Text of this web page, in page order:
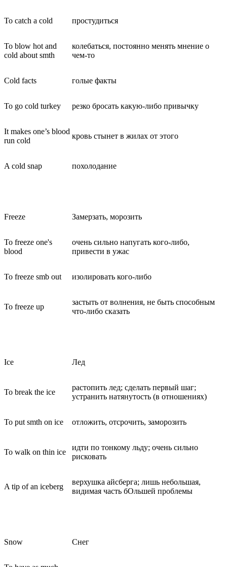
To catch a cold простудиться
To blow hot and
cold about smth
колебаться, постоянно менять мнение о
чем-то
Cold facts голые факты
To go cold turkey резко бросать какую-либо привычку
It makes one’s blood
run cold
кровь стынет в жилах от этого
A cold snap похолодание
Freeze Замерзать, морозить
To freeze one's
blood
очень сильно напугать кого-либо,
привести в ужас
To freeze smb out изолировать кого-либо
To freeze up
застыть от волнения, не быть способным
что-либо сказать
Ice Лед
To break the ice
растопить лед; сделать первый шаг;
устранить натянутость (в отношениях)
To put smth on ice отложить, отсрочить, заморозить
To walk on thin ice
идти по тонкому льду; очень сильно
рисковать
A tip of an iceberg
верхушка айсберга; лишь небольшая,
видимая часть бОльшей проблемы
Snow Снег